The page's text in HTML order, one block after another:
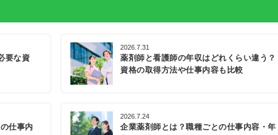
要な資
2026.7.31
薬剤師と看護師の年収はどれくらい違う？
資格の取得方法や仕事内容も比較
仕事内
2026.7.24
企業薬剤師とは？職種ごとの仕事内容・年